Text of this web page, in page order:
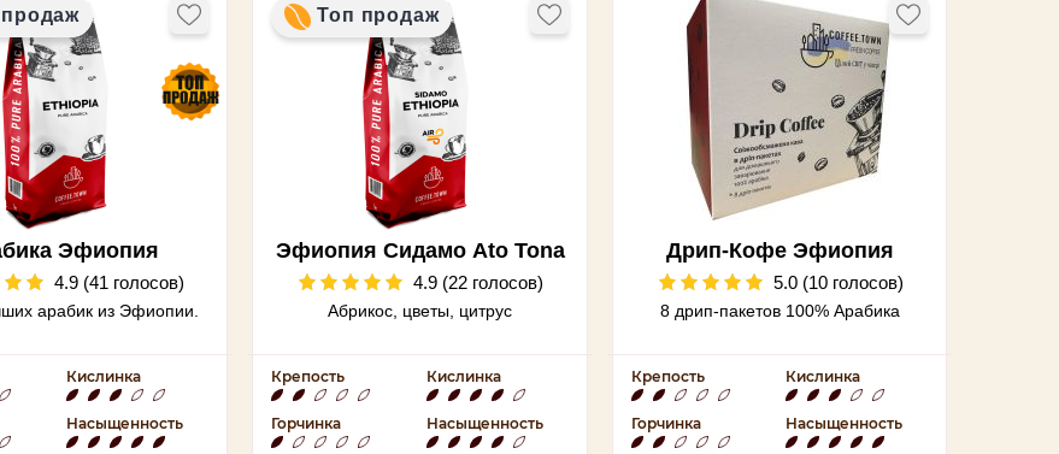
Эфиопия
4.9 (41 голосов)
арабик из Эфиопии.
Кислинка
Насыщенность
Топ продаж
Эфиопия Сидамо Ato Tona
4.9 (22 голосов)
Абрикос, цветы, цитрус
Крепость Кислинка
Горчинка Насыщенность
Дрип-Кофе Эфиопия
Йоргачифф Органик
5.0 (10 голосов)
8 дрип-пакетов 100% Арабика
Крепость Кислинка
Горчинка Насыщенность